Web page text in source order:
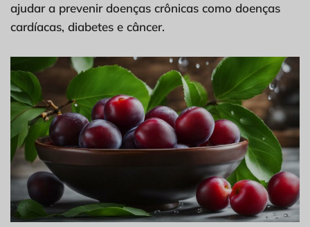
ajudar a prevenir doenças crônicas como doenças
cardíacas, diabetes e câncer.